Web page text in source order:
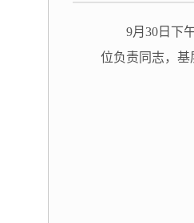
9月30日下
位负责同志，基